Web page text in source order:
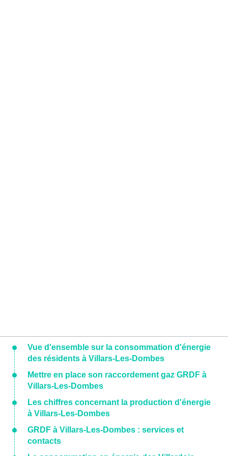
Vue d'ensemble sur la consommation d'énergie
des résidents à Villars-Les-Dombes
Mettre en place son raccordement gaz GRDF à
Villars-Les-Dombes
Les chiffres concernant la production d'énergie
à Villars-Les-Dombes
GRDF à Villars-Les-Dombes : services et
contacts